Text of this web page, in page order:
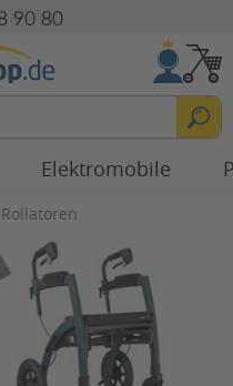
90 80
Elektromobile